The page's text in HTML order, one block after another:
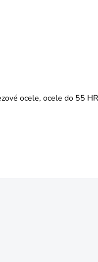
ocele, ocele do 55